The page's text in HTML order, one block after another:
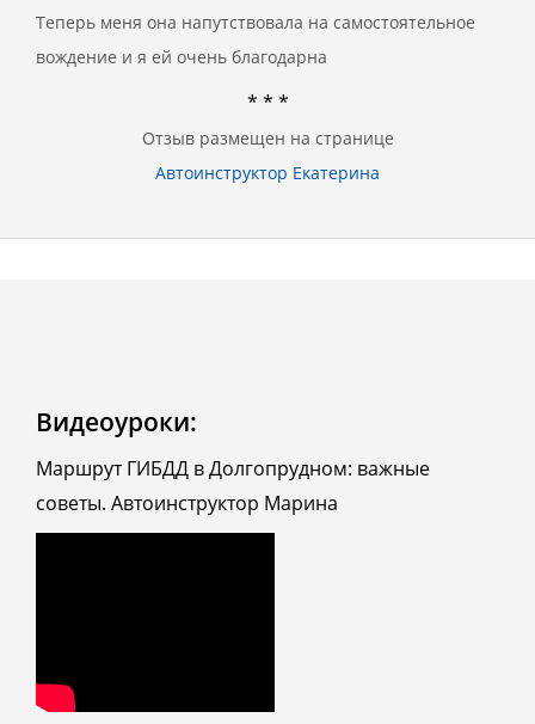
Теперь меня она напутствовала на самостоятельное
вождение и я ей очень благодарна
* * *
Отзыв размещен на странице
Автоинструктор Екатерина
Видеоуроки:
Маршрут ГИБДД в Долгопрудном: важные
советы. Автоинструктор Марина